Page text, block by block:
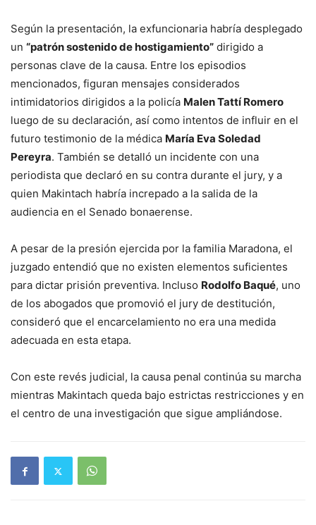
Según la presentación, la exfuncionaria habría desplegado
un “patrón sostenido de hostigamiento” dirigido a
personas clave de la causa. Entre los episodios
mencionados, figuran mensajes considerados
intimidatorios dirigidos a la policía Malen Tattí Romero
luego de su declaración, así como intentos de influir en el
futuro testimonio de la médica María Eva Soledad
Pereyra. También se detalló un incidente con una
periodista que declaró en su contra durante el jury, y a
quien Makintach habría increpado a la salida de la
audiencia en el Senado bonaerense.
A pesar de la presión ejercida por la familia Maradona, el
juzgado entendió que no existen elementos suficientes
para dictar prisión preventiva. Incluso Rodolfo Baqué, uno
de los abogados que promovió el jury de destitución,
consideró que el encarcelamiento no era una medida
adecuada en esta etapa.
Con este revés judicial, la causa penal continúa su marcha
mientras Makintach queda bajo estrictas restricciones y en
el centro de una investigación que sigue ampliándose.